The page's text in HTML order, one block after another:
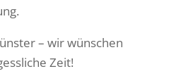
– wir wünschen
Zeit!